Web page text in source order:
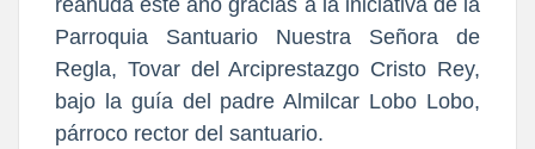
Parroquia Santuario Nuestra Señora de
Regla, Tovar del Arciprestazgo Cristo Rey,
bajo la guía del padre Almilcar Lobo Lobo,
párroco rector del santuario.